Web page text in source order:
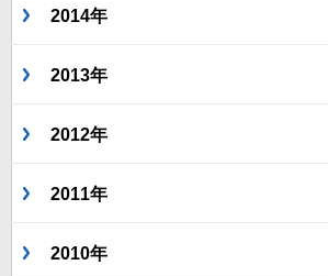
2014年
2013年
2012年
2011年
2010年